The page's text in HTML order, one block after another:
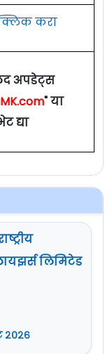
करा
अपडेट्स
" या
द्या
लिमिटेड
२०२६